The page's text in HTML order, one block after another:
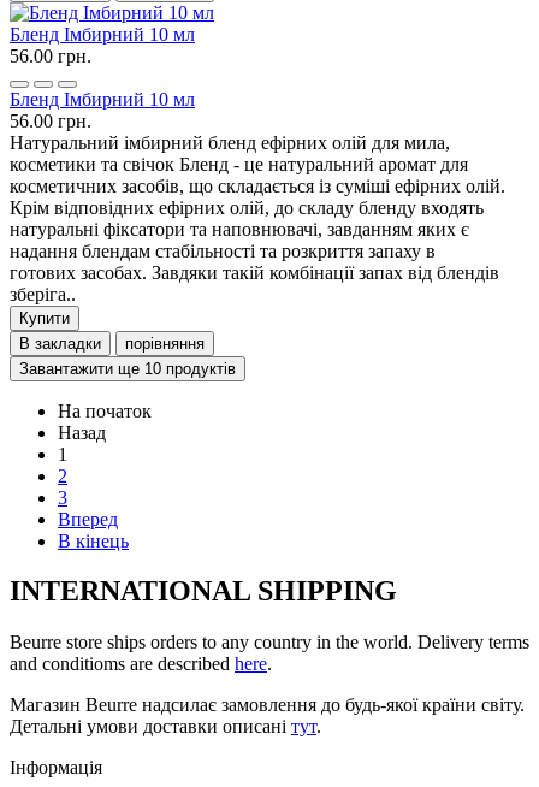
Бленд Імбирний 10 мл
56.00 грн.
Бленд Імбирний 10 мл
56.00 грн.
Натуральний імбирний бленд ефірних олій для мила,
косметики та свічок Бленд - це натуральний аромат для
косметичних засобів, що складається із суміші ефірних олій.
Крім відповідних ефірних олій, до складу бленду входять
натуральні фіксатори та наповнювачі, завданням яких є
надання блендам стабільності та розкриття запаху в
готових засобах. Завдяки такій комбінації запах від блендів
зберіга..
Купити
В закладки
порівняння
Завантажити ще 10 продуктів
На початок
Назад
1
2
3
Вперед
В кінець
INTERNATIONAL SHIPPING
Beurre store ships orders to any country in the world. Delivery terms
and conditioms are described here.
Магазин Beurre надсилає замовлення до будь-якої країни світу.
Детальні умови доставки описані тут.
Інформація